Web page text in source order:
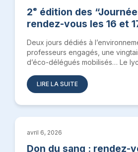
2ᵉ édition des
rendez-vous les 16 et
Deux jours dédiés à
professeurs engagés, une
d’éco-délégués mobilisés… Le
LIRE LA SUITE
avril 6, 2026
Don du sang : rendez-